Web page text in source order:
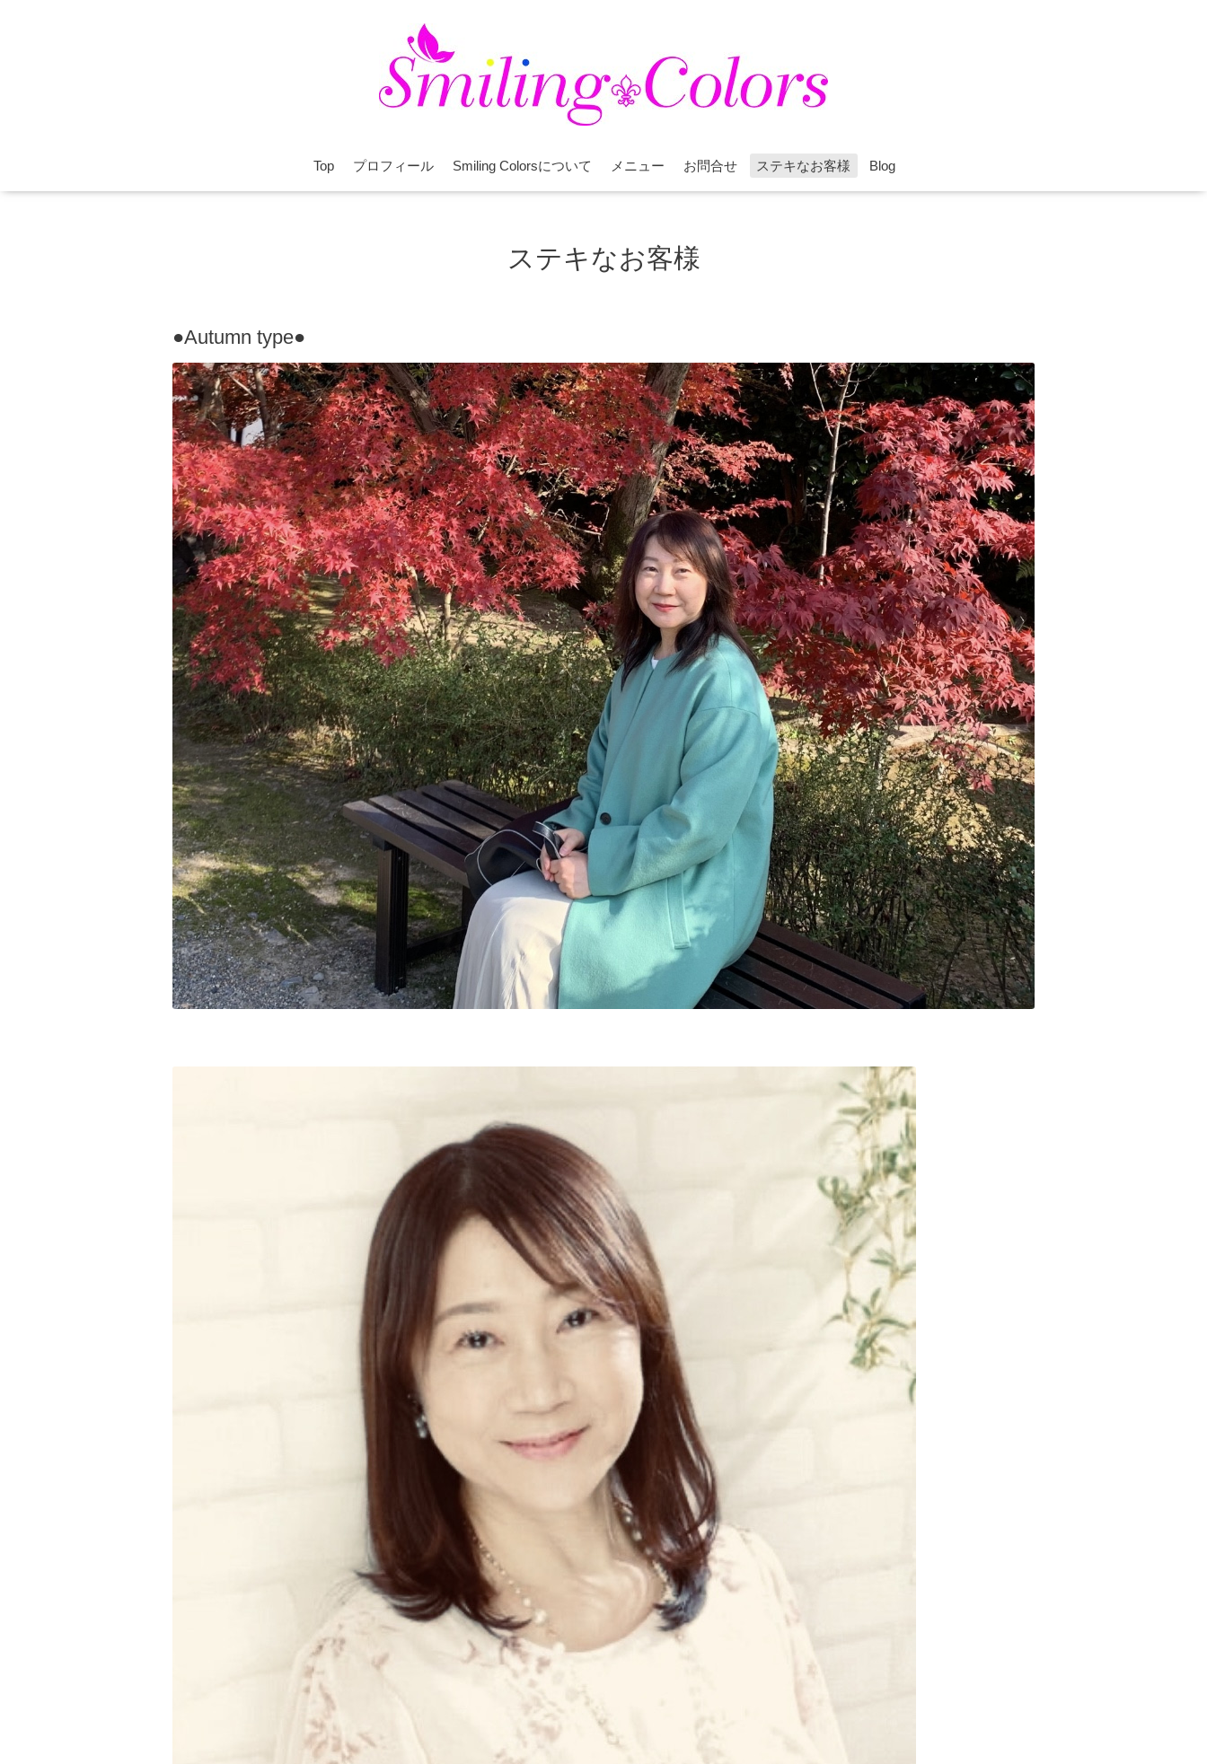
Top プロフィール Smiling Colorsについて メニュー お問合せ ステキなお客様 Blog
ステキなお客様
●Autumn type●